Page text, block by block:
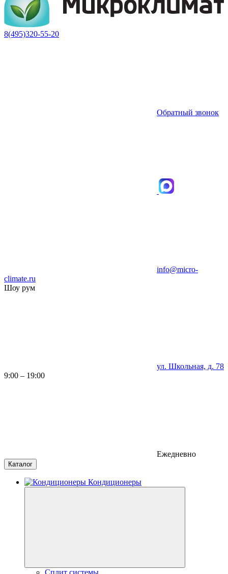
8(495)320-55-20
Обратный звонок
info@micro-
climate.ru
Шоу рум
ул. Школьная, д. 78
9:00 – 19:00
Ежедневно
Каталог
Кондиционеры
Сплит системы